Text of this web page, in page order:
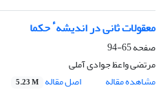
معقولات ثانی در اندیشهٴ حکما
صفحه65-94
مرتضی واعظ جوادی آملی
مشاهده مقاله
اصل مقاله 5.23 M